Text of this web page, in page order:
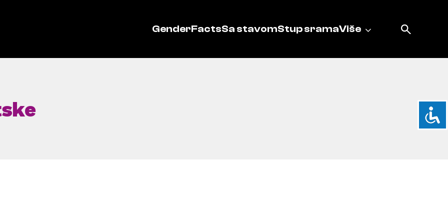
GenderFactsSa stavomStup sramaViše